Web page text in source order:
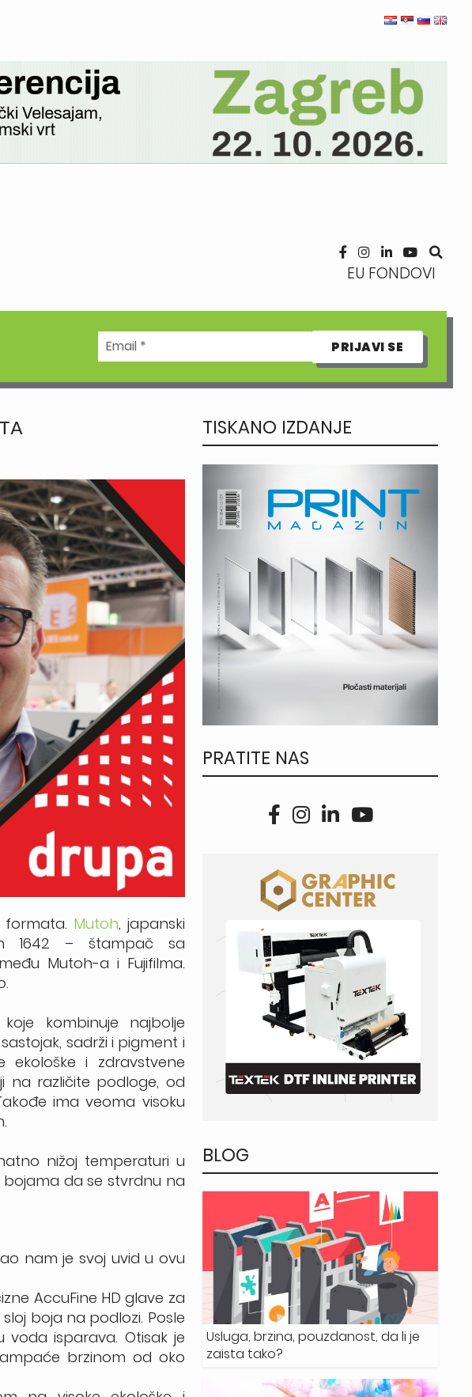
EU FONDOVI
formata. Mutoh, japanski
1642 – štampač sa
Mutoh-a i Fujifilma.
kombinuje najbolje
sadrži i pigment i
i zdravstvene
na različite podloge, od
ima veoma visoku
nižoj temperaturi u
da se stvrdnu na
nam je svoj uvid u ovu
AccuFine HD glave za
boja na podlozi. Posle
isparava. Otisak je
brzinom od oko
TISKANO IZDANJE
PRATITE NAS
BLOG
Usluga, brzina, pouzdanost, da li je
zaista tako?